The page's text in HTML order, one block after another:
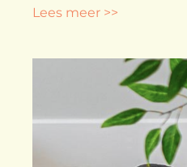
Lees meer >>